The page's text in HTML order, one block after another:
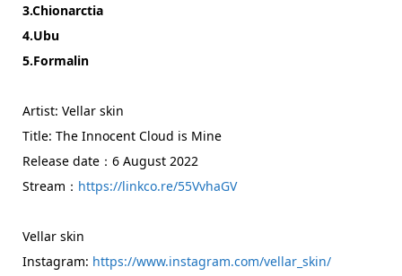
3.Chionarctia
4.Ubu
5.Formalin
Artist: Vellar skin
Title: The Innocent Cloud is Mine
Release date：6 August 2022
Stream： https://linkco.re/55VvhaGV
Vellar skin
Instagram: https://www.instagram.com/vellar_skin/